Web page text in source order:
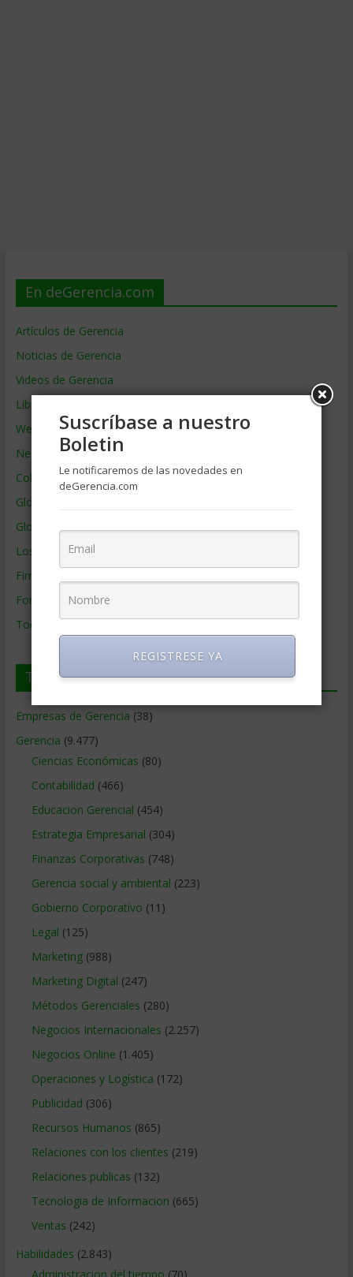
En deGerencia.com
Artículos de Gerencia
Noticias de Gerencia
Videos de Gerencia
Libros de Gerencia
Webs de Gerencia
Negocios por País
Colaboradores de Gerencia
Glosario
Glosario Inglés – Español
Los mejores MBA
Firmas de Gerencia
Formación de Gerencia
Todos los Temas
Temas de Gerencia
Empresas de Gerencia (38)
Gerencia (9.477)
Ciencias Económicas (80)
Contabilidad (466)
Educacion Gerencial (454)
Estrategia Empresarial (304)
Finanzas Corporativas (748)
Gerencia social y ambiental (223)
Gobierno Corporativo (11)
Legal (125)
Marketing(988)
Marketing Digital (247)
Métodos Gerenciales (280)
Negocios Internacionales (2.257)
Negocios Online (1.405)
Operaciones y Logística (172)
Publicidad (306)
Recursos Humanos (865)
Relaciones con los clientes (219)
Relaciones publicas (132)
Tecnologia de Informacion (665)
Ventas (242)
Habilidades (2.843)
Suscríbase a nuestro
Boletin
Le notificaremos de las novedades en
deGerencia.com
REGISTRESE YA